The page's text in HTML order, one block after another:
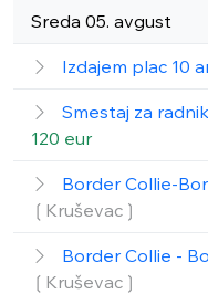
Sreda 05. avgust
Izdajem plac 10
Smestaj za
120 eur
Border Collie-
❲Kruševac❳
Border Collie -
❲Kruševac❳